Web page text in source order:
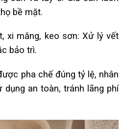
bề mặt.
xi măng, keo sơn: Xử lý vết
bảo trì.
pha chế đúng tỷ lệ, nhân
an toàn, tránh lãng phí